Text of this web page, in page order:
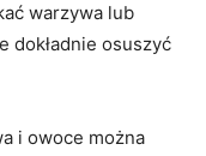
warzywa lub
dokładnie osuszyć
i owoce można